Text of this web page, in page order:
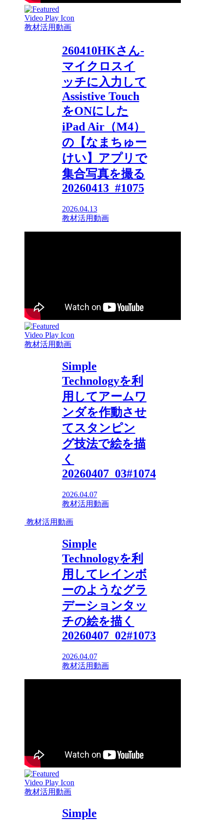
教材活用動画
260410HKさん-
マイクロスイ
ッチに入力して
Assistive Touch
をONにした
iPad Air（M4）
の【なまちゅー
けい】アプリで
集合写真を撮る
20260413_#1075
2026.04.13
教材活用動画
教材活用動画
Simple
Technologyを利
用してアームワ
ンダを作動させ
てスタンピン
グ技法で絵を描
く
20260407_03#1074
2026.04.07
教材活用動画
教材活用動画
Simple
Technologyを利
用してレインボ
ーのようなグラ
デーションタッ
チの絵を描く
20260407_02#1073
2026.04.07
教材活用動画
教材活用動画
Simple